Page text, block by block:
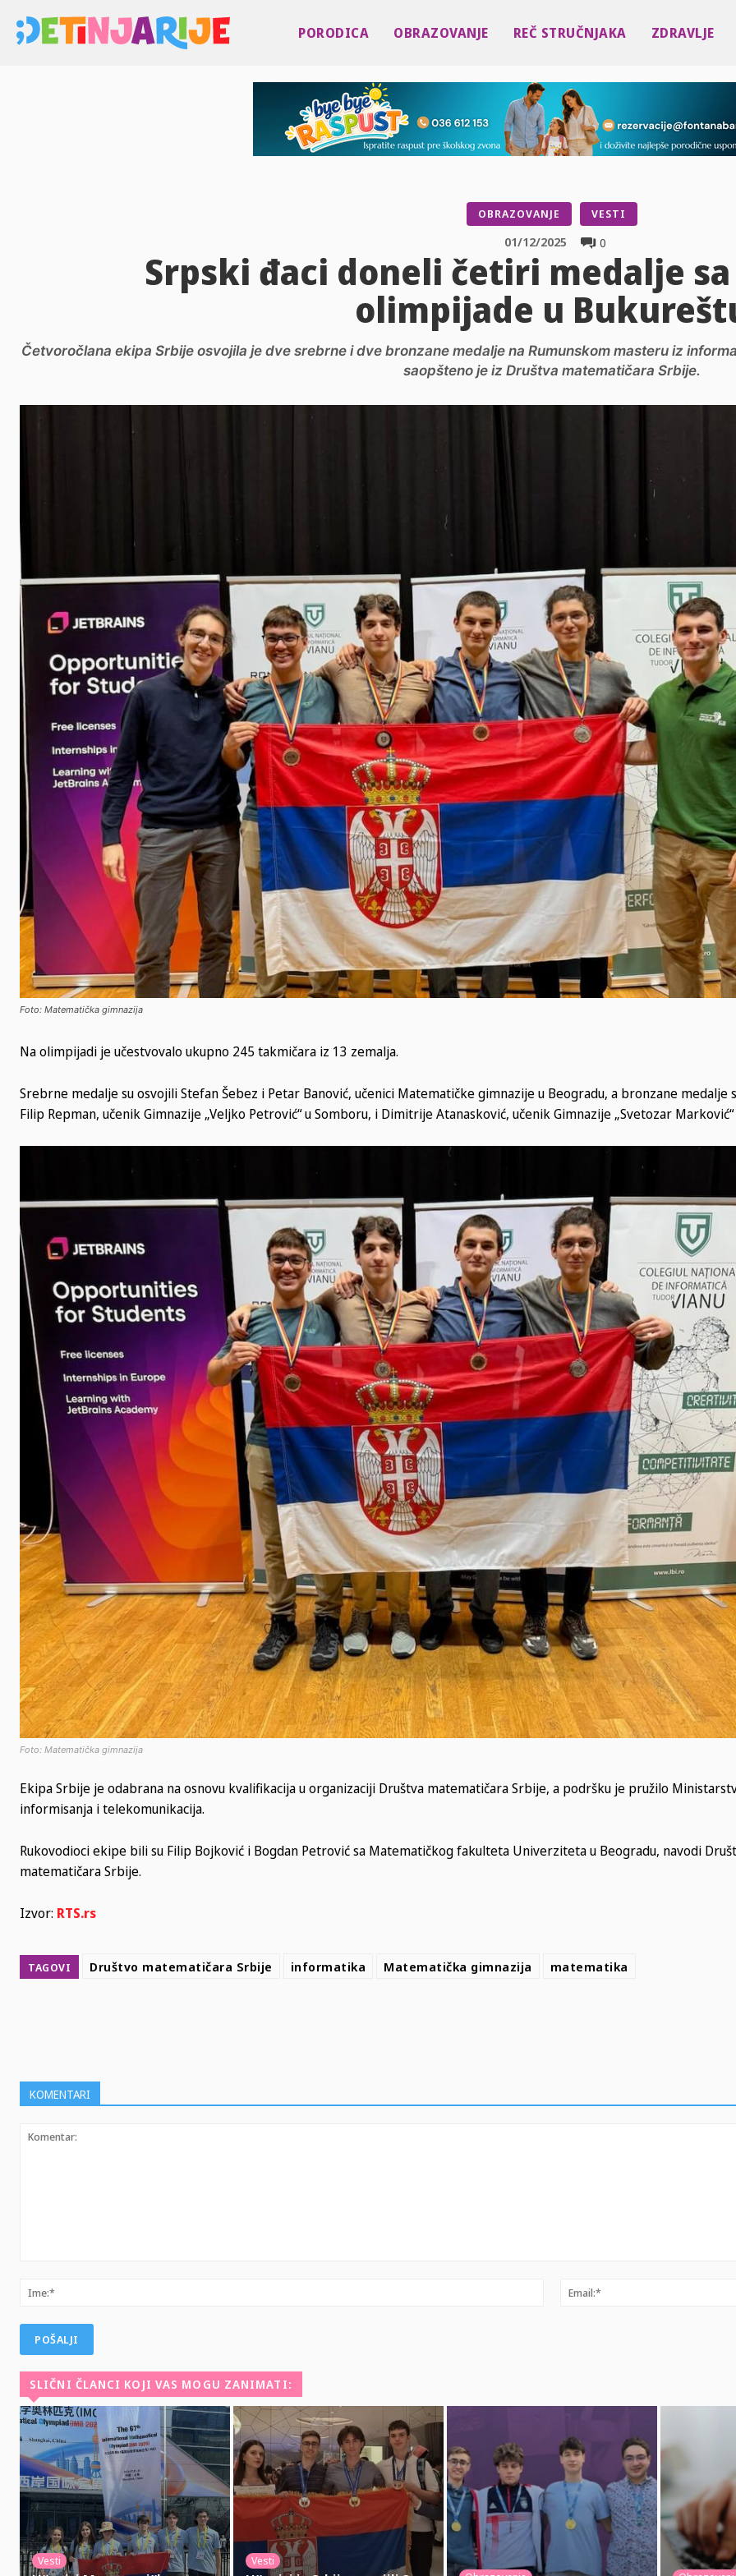
PORODICA OBRAZOVANJE REČ STRUČNJAKA ZDRAVLJE
OBRAZOVANJE VESTI
0
01/12/2025
Srpski đaci doneli četiri medalje
olimpijade u
Četvoročlana ekipa Srbije osvojila je dve srebrne i dve bronzane medalje na Rumunskom masteru iz
saopšteno je iz Društva matematičara Srbije.
Foto: Matematička gimnazija
Na olimpijadi je učestvovalo ukupno 245 takmičara iz 13 zemalja.
Srebrne medalje su osvojili Stefan Šebez i Petar Banović, učenici Matematičke gimnazije u Beogradu, a bronzane medalje
Filip Repman, učenik Gimnazije „Veljko Petrović“ u Somboru, i Dimitrije Atanasković, učenik Gimnazije „Svetozar Marković“
Foto: Matematička gimnazija
Ekipa Srbije je odabrana na osnovu kvalifikacija u organizaciji Društva matematičara Srbije, a podršku je pružilo
informisanja i telekomunikacija.
Rukovodioci ekipe bili su Filip Bojković i Bogdan Petrović sa Matematičkog fakulteta Univerziteta u Beogradu, navodi
matematičara Srbije.
Izvor: RTS.rs
TAGOVI Društvo matematičara Srbije informatika Matematička gimnazija matematika
KOMENTARI
Ime:*
SLIČNI ČLANCI KOJI VAS MOGU ZANIMATI:
Vesti Vesti